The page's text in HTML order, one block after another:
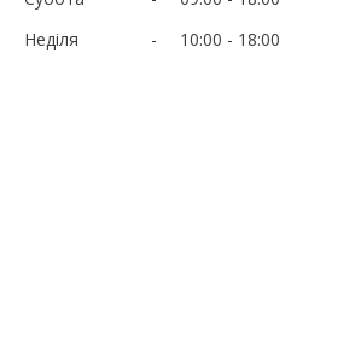
Неділя
10:00 18:00